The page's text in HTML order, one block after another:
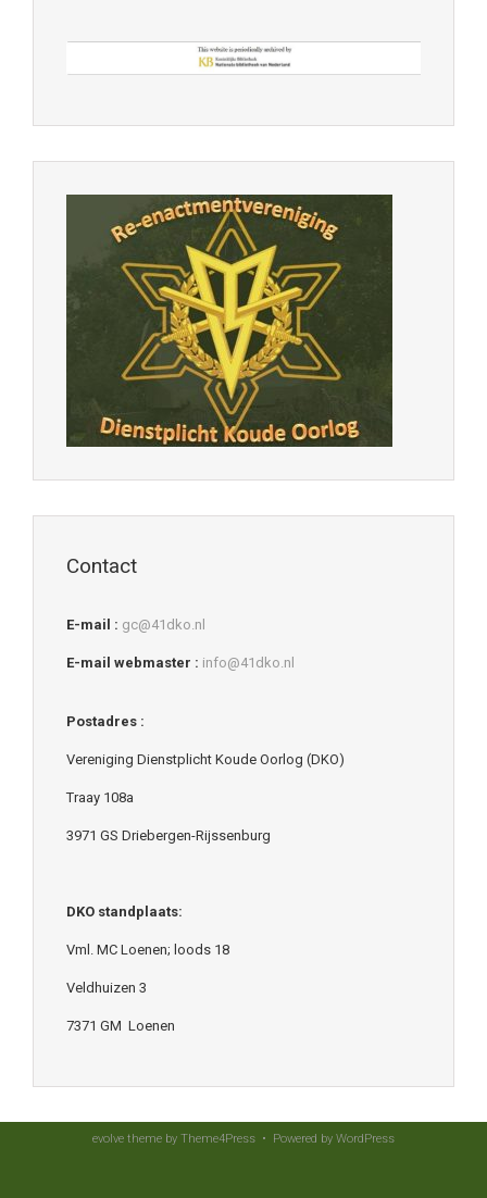
Contact
E-mail : gc@41dko.nl
E-mail webmaster : info@41dko.nl
Postadres :
Vereniging Dienstplicht Koude Oorlog (DKO)
Traay 108a
3971 GS Driebergen-Rijssenburg
DKO standplaats:
Vml. MC Loenen; loods 18
Veldhuizen 3
7371 GM Loenen
evolve theme by Theme4Press • Powered by WordPress